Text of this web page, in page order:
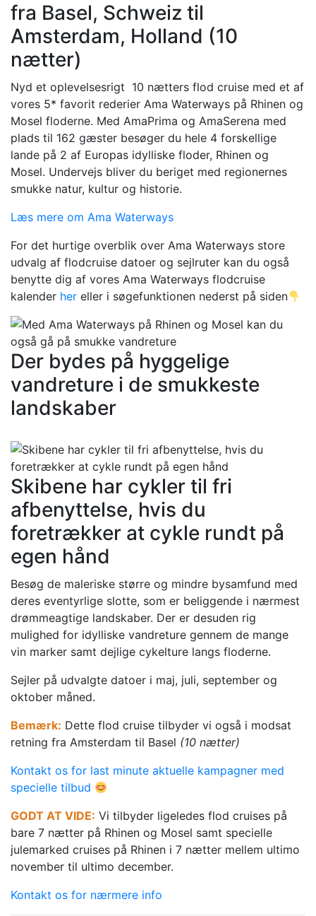
fra Basel, Schweiz til
Amsterdam, Holland (10
nætter)
Nyd et oplevelsesrigt 10 nætters flod cruise med et af
vores 5* favorit rederier Ama Waterways på Rhinen og
Mosel floderne. Med AmaPrima og AmaSerena med
plads til 162 gæster besøger du hele 4 forskellige
lande på 2 af Europas idylliske floder, Rhinen og
Mosel. Undervejs bliver du beriget med regionernes
smukke natur, kultur og historie.
Læs mere om Ama Waterways
For det hurtige overblik over Ama Waterways store
udvalg af flodcruise datoer og sejlruter kan du også
benytte dig af vores Ama Waterways flodcruise
kalender her eller i søgefunktionen nederst på siden
Der bydes på hyggelige
vandreture i de smukkeste
landskaber
Skibene har cykler til fri
afbenyttelse, hvis du
foretrækker at cykle rundt på
egen hånd
Besøg de maleriske større og mindre bysamfund med
deres eventyrlige slotte, som er beliggende i nærmest
drømmeagtige landskaber. Der er desuden rig
mulighed for idylliske vandreture gennem de mange
vin marker samt dejlige cykelture langs floderne.
Sejler på udvalgte datoer i maj, juli, september og
oktober måned.
Bemærk: Dette flod cruise tilbyder vi også i modsat
retning fra Amsterdam til Basel (10 nætter)
Kontakt os for last minute aktuelle kampagner med
specielle tilbud
GODT AT VIDE: Vi tilbyder ligeledes flod cruises på
bare 7 nætter på Rhinen og Mosel samt specielle
julemarked cruises på Rhinen i 7 nætter mellem ultimo
november til ultimo december.
Kontakt os for nærmere info